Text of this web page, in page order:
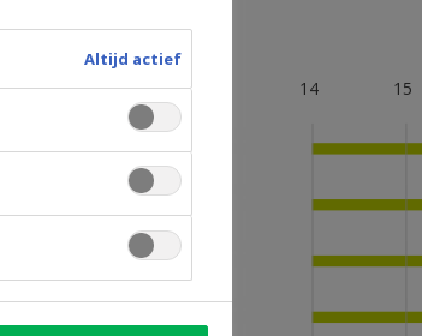
11 12 14 15
Altijd actief